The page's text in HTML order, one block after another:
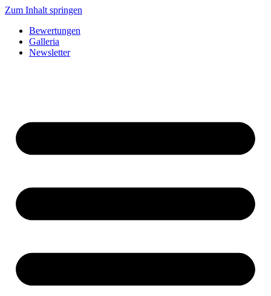
Zum Inhalt springen
Bewertungen
Galleria
Newsletter